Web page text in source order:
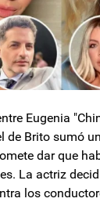
Eugenia
de Brito sumó
dar que
La actriz
los